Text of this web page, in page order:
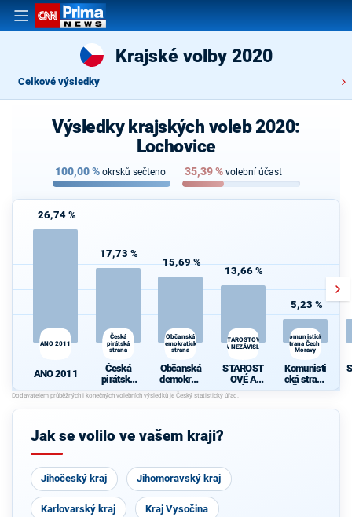
Krajské volby 2020
Celkové výsledky
Výsledky krajských voleb 2020:
Lochovice
100,00% okrsků sečteno 35,39% volební účast
26,74 %
ANO 2011
ANO 2011
17,73 %
Česká
pirátská
strana
Česká
pirátská
strana
15,69 %
Občanská
demokratická
strana
Občanská
demokrati
cká strana
13,66 %
STAROSTOVÉ
A NEZÁVISLÍ
STAROST
OVÉ A
NEZÁVISL
5,23 %
Komunistická
strana Čech a
Moravy
Komunisti
cká strana
Čech a
Jak se volilo ve vašem kraji?
Jihočeský kraj Jihomoravský kraj
Karlovarský kraj Kraj Vysočina